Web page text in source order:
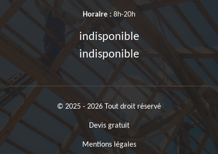
Horaire : 8h-20h
indisponible
indisponible
© 2025 - 2026 Tout droit réservé
Devis gratuit
Mentions légales